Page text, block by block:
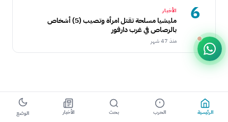
الرئيسية الحرب بحث الأخبار الوضع
6 الأخبار
مليشيا مسلحة تقتل امرأة وتصيب (5) أشخاص
بالرصاص في غرب دارفور
منذ 47 شهر